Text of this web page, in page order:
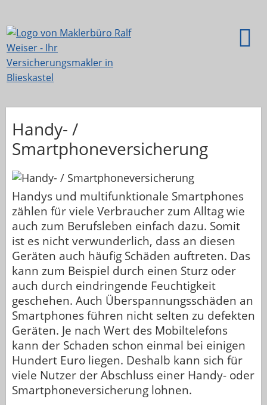
Handy- /
Smartphoneversicherung
Handys und multifunktionale Smartphones
zählen für viele Verbraucher zum Alltag wie
auch zum Berufsleben einfach dazu. Somit
ist es nicht verwunderlich, dass an diesen
Geräten auch häufig Schäden auftreten. Das
kann zum Beispiel durch einen Sturz oder
auch durch eindringende Feuchtigkeit
geschehen. Auch Überspannungsschäden an
Smartphones führen nicht selten zu defekten
Geräten. Je nach Wert des Mobiltelefons
kann der Schaden schon einmal bei einigen
Hundert Euro liegen. Deshalb kann sich für
viele Nutzer der Abschluss einer Handy- oder
Smartphoneversicherung lohnen.